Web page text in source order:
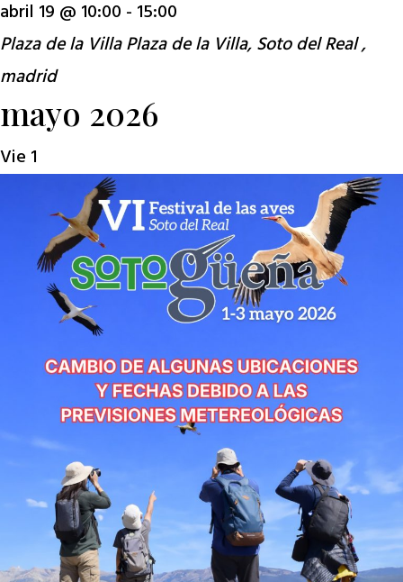
abril 19 @ 10:00 - 15:00
Plaza de la VillaPlaza de la Villa, Soto del Real ,
madrid
mayo 2026
Vie 1